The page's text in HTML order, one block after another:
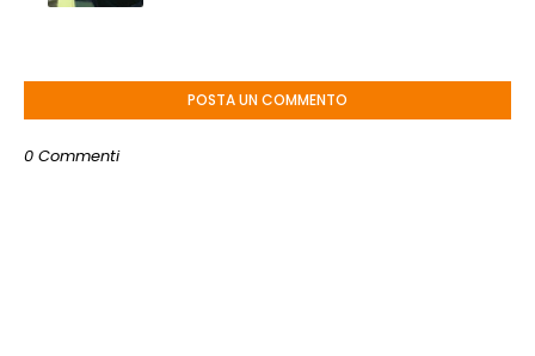
POSTA UN COMMENTO
0 Commenti